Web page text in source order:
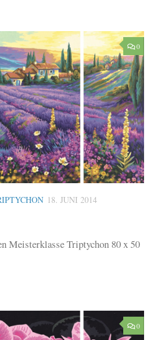
0
18. JUNI 2014
Meisterklasse Triptychon 80 x 50
0